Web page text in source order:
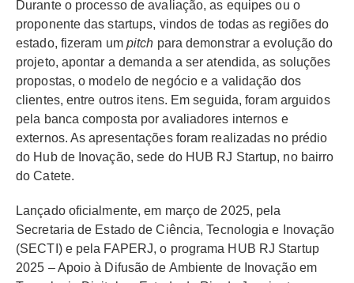
Durante o processo de avaliação, as equipes ou o
proponente das startups, vindos de todas as regiões do
estado, fizeram um pitch para demonstrar a evolução do
projeto, apontar a demanda a ser atendida, as soluções
propostas, o modelo de negócio e a validação dos
clientes, entre outros itens. Em seguida, foram arguidos
pela banca composta por avaliadores internos e
externos. As apresentações foram realizadas no prédio
do Hub de Inovação, sede do HUB RJ Startup, no bairro
do Catete.
Lançado oficialmente, em março de 2025, pela
Secretaria de Estado de Ciência, Tecnologia e Inovação
(SECTI) e pela FAPERJ, o programa HUB RJ Startup
2025 – Apoio à Difusão de Ambiente de Inovação em